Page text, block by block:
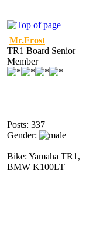
Mr.Frost
TR1 Board Senior
Member
Posts: 337
Gender:
Bike: Yamaha TR1,
BMW K100LT